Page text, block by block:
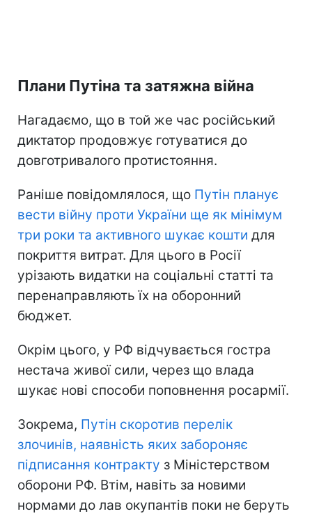
Плани Путіна та затяжна війна
Нагадаємо, що в той же час російський
диктатор продовжує готуватися до
довготривалого протистояння.
Раніше повідомлялося, що Путін планує
вести війну проти України ще як мінімум
три роки та активного шукає кошти для
покриття витрат. Для цього в Росії
урізають видатки на соціальні статті та
перенаправляють їх на оборонний
бюджет.
Окрім цього, у РФ відчувається гостра
нестача живої сили, через що влада
шукає нові способи поповнення росармії.
Зокрема, Путін скоротив перелік
злочинів, наявність яких забороняє
підписання контракту з Міністерством
оборони РФ. Втім, навіть за новими
нормами до лав окупантів поки не беруть